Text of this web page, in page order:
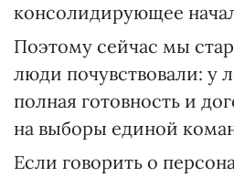
консолидирующее
Поэтому сейчас мы
люди почувствовали: у
полная готовность и
на выборы единой
Если говорить о